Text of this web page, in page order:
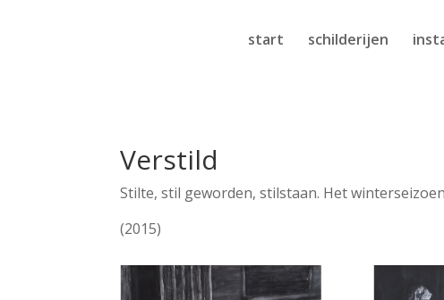
start schilderijen
Verstild
Stilte, stil geworden, stilstaan. Het
(2015)